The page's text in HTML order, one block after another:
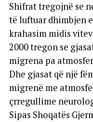
Shifrat tregojnë se
të luftuar dhimbjen
krahasim midis
2000 tregon se
migrena pa
Dhe gjasat që një
migrenë me
çrregullime
Sipas Shoqatës